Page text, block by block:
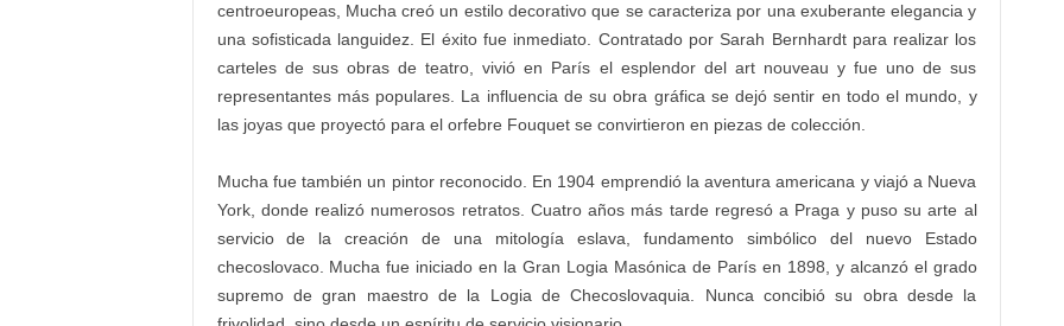
centroeuropeas, Mucha creó un estilo decorativo que se caracteriza por una exuberante elegancia y
una sofisticada languidez. El éxito fue inmediato. Contratado por Sarah Bernhardt para realizar los
carteles de sus obras de teatro, vivió en París el esplendor del art nouveau y fue uno de sus
representantes más populares. La influencia de su obra gráfica se dejó sentir en todo el mundo, y
las joyas que proyectó para el orfebre Fouquet se convirtieron en piezas de colección.
Mucha fue también un pintor reconocido. En 1904 emprendió la aventura americana y viajó a Nueva
York, donde realizó numerosos retratos. Cuatro años más tarde regresó a Praga y puso su arte al
servicio de la creación de una mitología eslava, fundamento simbólico del nuevo Estado
checoslovaco. Mucha fue iniciado en la Gran Logia Masónica de París en 1898, y alcanzó el grado
supremo de gran maestro de la Logia de Checoslovaquia. Nunca concibió su obra desde la